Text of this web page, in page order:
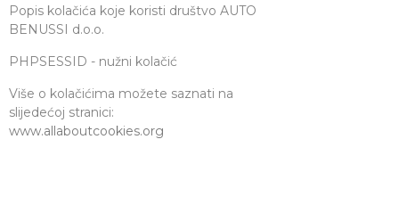
Popis kolačića koje koristi društvo AUTO
BENUSSI d.o.o.
PHPSESSID - nužni kolačić
Više o kolačićima možete saznati na
slijedećoj stranici:
www.allaboutcookies.org